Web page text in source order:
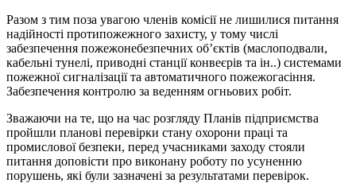
Разом з тим поза увагою членів комісії не лишилися питання
надійності протипожежного захисту, у тому числі
забезпечення пожежонебезпечних об’єктів (маслоподвали,
кабельні тунелі, приводні станції конвеєрів та ін..) системами
пожежної сигналізації та автоматичного пожежогасіння.
Забезпечення контролю за веденням огньових робіт.
Зважаючи на те, що на час розгляду Планів підприємства
пройшли планові перевірки стану охорони праці та
промислової безпеки, перед учасниками заходу стояли
питання доповісти про виконану роботу по усуненню
порушень, які були зазначені за результатами перевірок.